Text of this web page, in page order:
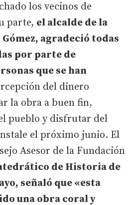
los vecinos de
parte, el alcalde de la
agradeció todas
por parte de
que se han
del dinero
la obra a buen fin,
pueblo y disfrutar del
el próximo junio. El
Asesor de la Fundación
de Historia de
señaló que «esta
una obra coral y